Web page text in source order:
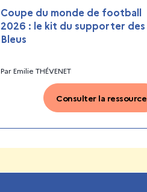
Coupe du monde de football
2026 : le kit du supporter des
Bleus
ParEmilie THÉVENET
Consulter la ressource